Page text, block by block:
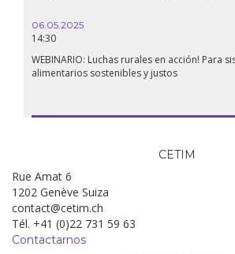
06.05.2025
14:30
WEBINARIO: Luchas rurales en acción! Para
alimentarios sostenibles y justos
CETIM
Rue Amat 6
1202 Genève Suiza
contact@cetim.ch
Tél. +41 (0)22 731 59 63
Contactarnos